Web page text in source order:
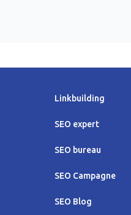
Linkbuilding
SEO expert
SEO bureau
SEO Campagne
SEO Blog